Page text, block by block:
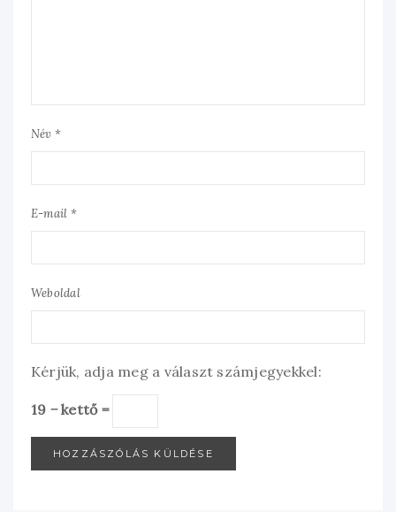
Név *
E-mail *
Weboldal
Kérjük, adja meg a választ számjegyekkel:
19 − kettő =